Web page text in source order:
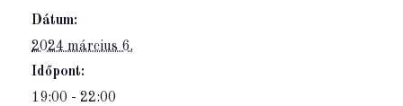
Dátum:
2024 március 6.
Időpont:
19:00 - 22:00